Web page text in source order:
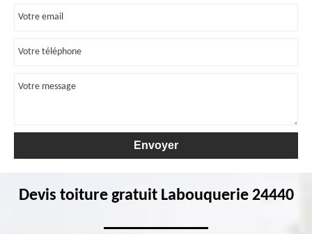
Devis toiture gratuit Labouquerie 24440